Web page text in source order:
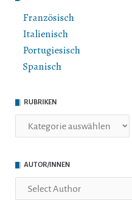
Französisch
Italienisch
Portugiesisch
Spanisch
RUBRIKEN
Rubriken
AUTOR/INNEN